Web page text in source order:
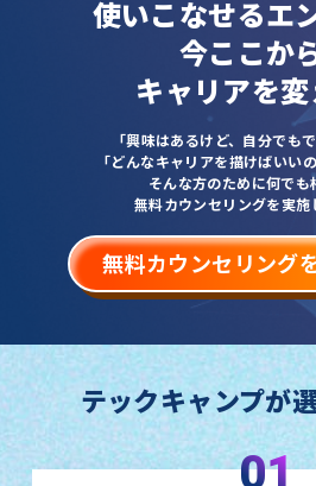
使いこなせるエ
今ここか
キャリアを変
「興味はあるけど、自分でも
「どんなキャリアを描けばいい
そんな方のために何でも
無料カウンセリングを実施
無料カウンセリング
テックキャンプが
01